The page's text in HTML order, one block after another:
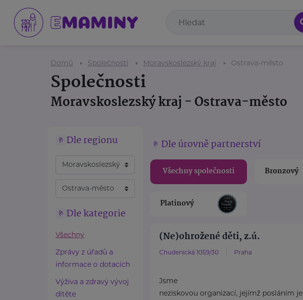
Domů Společnosti Moravskoslezský kraj Ostrava-město
Společnosti
Moravskoslezský kraj - Ostrava-město
Dle regionu
Dle kategorie
Všechny
Zprávy z úřadů a
informace o dotacích
Výživa a zdravý vývoj
dítěte
Dle úrovně partnerství
Všechny společnosti Bronzový
Platinový
(Ne)ohrožené děti, z.ú.
Chudenická 1059/30 Praha
Jsme
neziskovou organizací, jejímž posláním je